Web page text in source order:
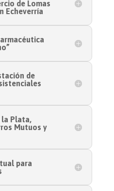
de Lomas
Echeverría
de
Plata,
Mutuos y
para